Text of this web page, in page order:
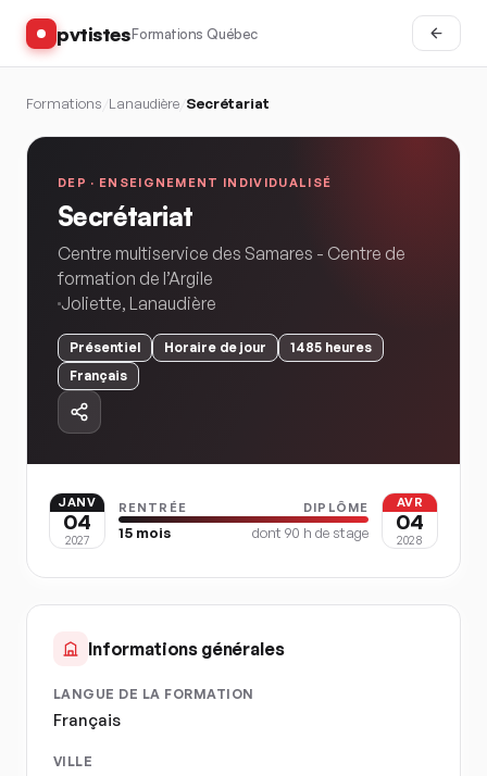
pvtistesFormations Québec
Formations Lanaudière Secrétariat
DEP · ENSEIGNEMENT INDIVIDUALISÉ
Secrétariat
Centre multiservice des Samares - Centre de
formation de l’Argile
Joliette, Lanaudière
Présentiel Horaire de jour 1485 heures
Français
JANV
04
2027
RENTRÉE DIPLÔME
15 mois dont 90 h de stage
AVR
04
2028
Informations générales
LANGUE DE LA FORMATION
Français
VILLE